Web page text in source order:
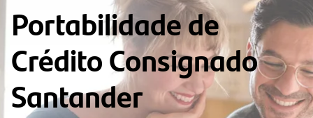
Portabilidade de
Crédito Consignado
Santander